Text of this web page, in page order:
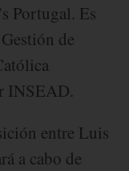
Portugal. Es
de
INSEAD.
entre Luis
a cabo de